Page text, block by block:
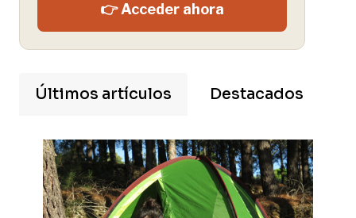
👉 Acceder ahora
Últimos artículos Destacados